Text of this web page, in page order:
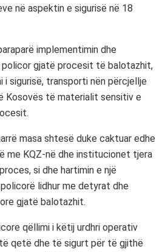
në aspektin e sigurisë në 18
implementimin dhe
policor gjatë procesit të balotazhit,
i sigurisë, transporti nën përcjellje
Kosovës të materialit sensitiv e
masa shtesë duke caktuar edhe
me KQZ-në dhe institucionet tjera
si dhe hartimin e një
lidhur me detyrat dhe
gjatë balotazhit.
qëllimi i këtij urdhri operativ
qetë dhe të sigurt për të gjithë